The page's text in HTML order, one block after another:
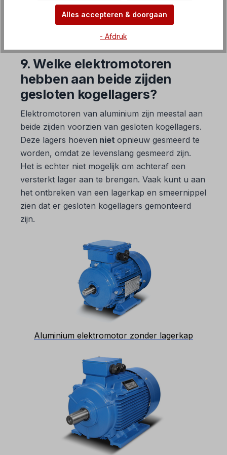
FAQ Frequentieomvormers
9. Welke elektromotoren
hebben aan beide zijden
gesloten kogellagers?
Elektromotoren van aluminium zijn meestal aan
beide zijden voorzien van gesloten kogellagers.
Deze lagers hoeven niet opnieuw gesmeerd te
worden, omdat ze levenslang gesmeerd zijn.
Het is echter niet mogelijk om achteraf een
versterkt lager aan te brengen. Vaak kunt u aan
het ontbreken van een lagerkap en smeernippel
zien dat er gesloten kogellagers gemonteerd
zijn.
Aluminium elektromotor zonder lagerkap
Alles accepteren & doorgaan
- Afdruk